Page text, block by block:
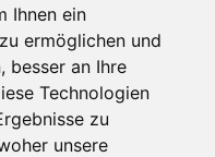
Ihnen ein
ermöglichen und
besser an Ihre
Technologien
zu
unsere